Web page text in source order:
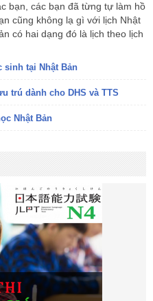
bạn, các bạn đã từng tự làm hồ
cũng không lạ gì với lịch Nhật
có hai dạng đó là lịch theo lịch
sinh tại Nhật Bản
trú dành cho DHS và TTS
Nhật Bản